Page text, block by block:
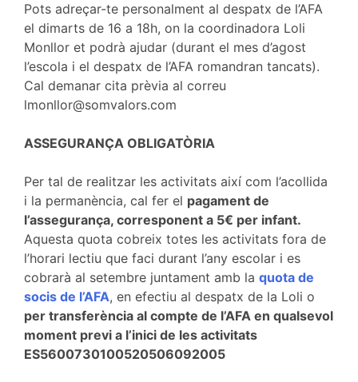
Pots adreçar-te personalment al despatx de l’AFA
el dimarts de 16 a 18h, on la coordinadora Loli
Monllor et podrà ajudar (durant el mes d’agost
l’escola i el despatx de l’AFA romandran tancats).
Cal demanar cita prèvia al correu
lmonllor@somvalors.com
ASSEGURANÇA OBLIGATÒRIA
Per tal de realitzar les activitats així com l’acollida
i la permanència, cal fer el pagament de
l’assegurança, corresponent a 5€ per infant.
Aquesta quota cobreix totes les activitats fora de
l’horari lectiu que faci durant l’any escolar i es
cobrarà al setembre juntament amb la quota de
socis de l’AFA, en efectiu al despatx de la Loli o
per transferència al compte de l’AFA en qualsevol
moment previ a l’inici de les activitats
ES5600730100520506092005